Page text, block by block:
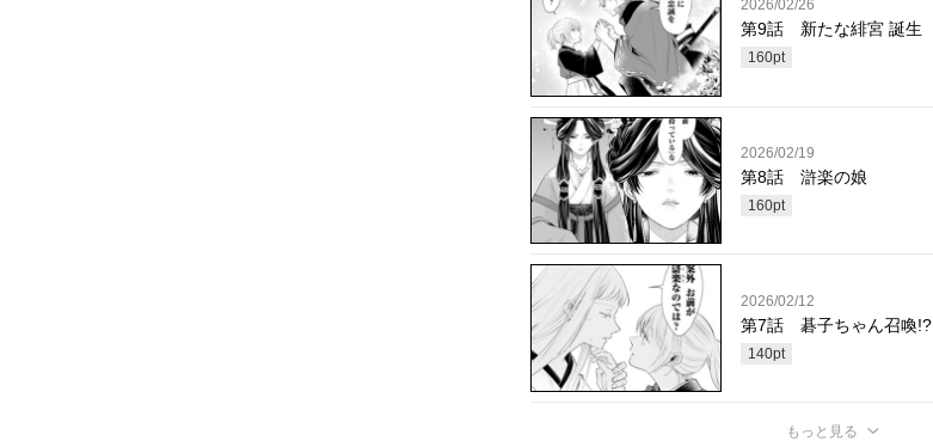
2026/02/26
第9話 新たな緋宮 誕生
160pt
2026/02/19
第8話 滸楽の娘
160pt
2026/02/12
第7話 碁子ちゃん召喚!?
140pt
もっと見る